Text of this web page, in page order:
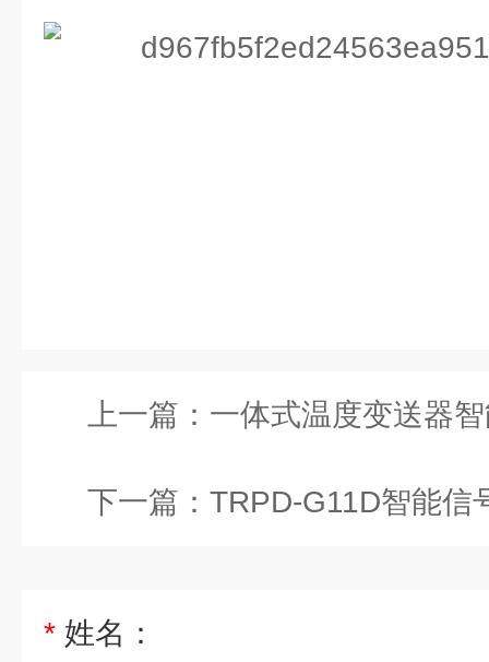
上一篇： 一体式温度变送器
下一篇： TRPD-G11D智能信号隔
* 姓名：